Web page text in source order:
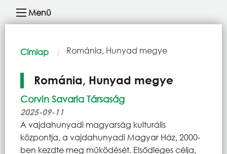
navigáció
Menü
Morzsa
Címlap Current:
Románia, Hunyad megye
Románia, Hunyad megye
Corvin Savaria Társaság
2025-09-11
A vajdahunyadi magyarság kulturális
központja, a vajdahunyadi Magyar Ház, 2000-
ben kezdte meg működését. Elsődleges célja,